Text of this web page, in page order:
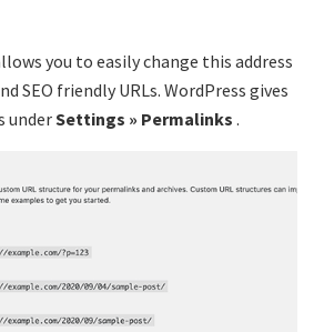
you to easily change this address
SEO friendly URLs. WordPress gives
underSettings » Permalinks .